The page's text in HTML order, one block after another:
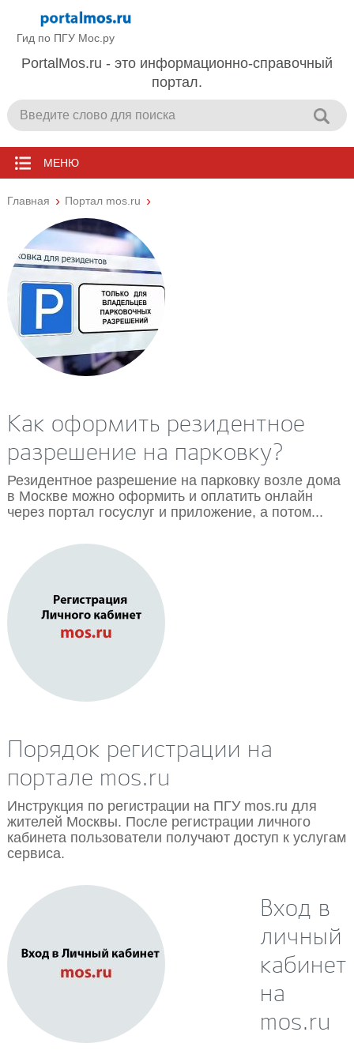
Гид по ПГУ Мос.ру
PortalMos.ru - это информационно-справочный
портал.
МЕНЮ
Главная Портал mos.ru
Как оформить резидентное
разрешение на парковку?
Резидентное разрешение на парковку возле дома
в Москве можно оформить и оплатить онлайн
через портал госуслуг и приложение, а потом...
Порядок регистрации на
портале mos.ru
Инструкция по регистрации на ПГУ mos.ru для
жителей Москвы. После регистрации личного
кабинета пользователи получают доступ к услугам
сервиса.
Вход в
личный
кабинет
на
mos.ru